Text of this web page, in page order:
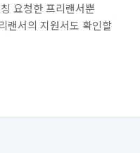
요청한 프리랜서뿐
랜서의 지원서도 확인할